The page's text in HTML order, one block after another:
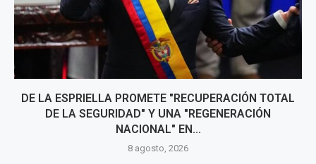
DE LA ESPRIELLA PROMETE "RECUPERACIÓN TOTAL
DE LA SEGURIDAD" Y UNA "REGENERACIÓN
NACIONAL" EN...
8 agosto, 2026